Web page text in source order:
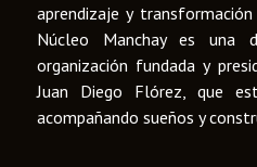
aprendizaje y
Núcleo Manchay es
organización fundada y
Juan Diego Flórez, que
acompañando sueños y